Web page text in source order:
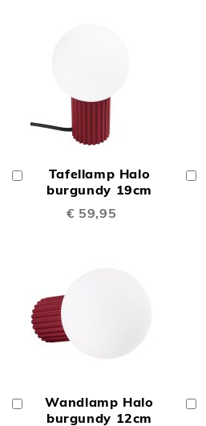
Tafellamp Halo
burgundy 19cm
€ 59,95
Winkelwagen
Wandlamp Halo
burgundy 12cm
Winkelwagen